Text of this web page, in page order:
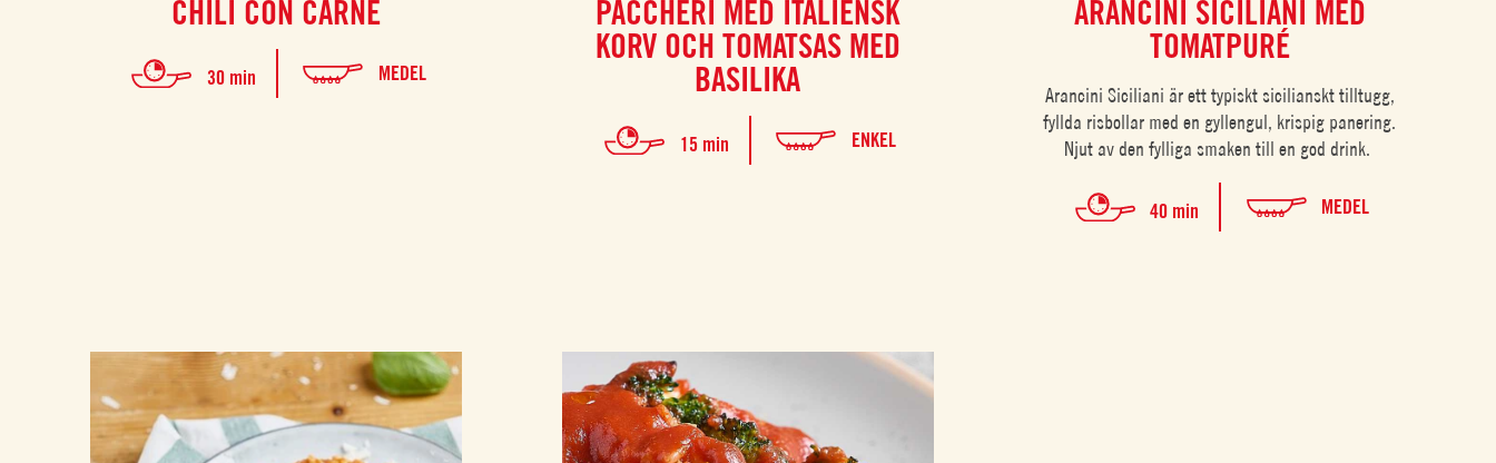
CHILI CON CARNE
30 min MEDEL
PACCHERI MED ITALIENSK
KORV OCH TOMATSAS MED
BASILIKA
15 min ENKEL
ARANCINI SICILIANI MED
TOMATPURÉ
Arancini Siciliani är ett typiskt sicilianskt tilltugg,
fyllda risbollar med en gyllengul, krispig panering.
Njut av den fylliga smaken till en god drink.
40 min MEDEL